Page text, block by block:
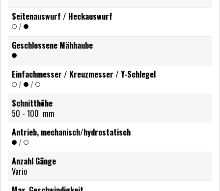
Seitenauswurf / Heckauswurf
/
Geschlossene Mähhaube
Einfachmesser / Kreuzmesser / Y-Schlegel
/
/
Schnitthöhe
50 - 100 mm
Antrieb, mechanisch/hydrostatisch
/
Anzahl Gänge
Vario